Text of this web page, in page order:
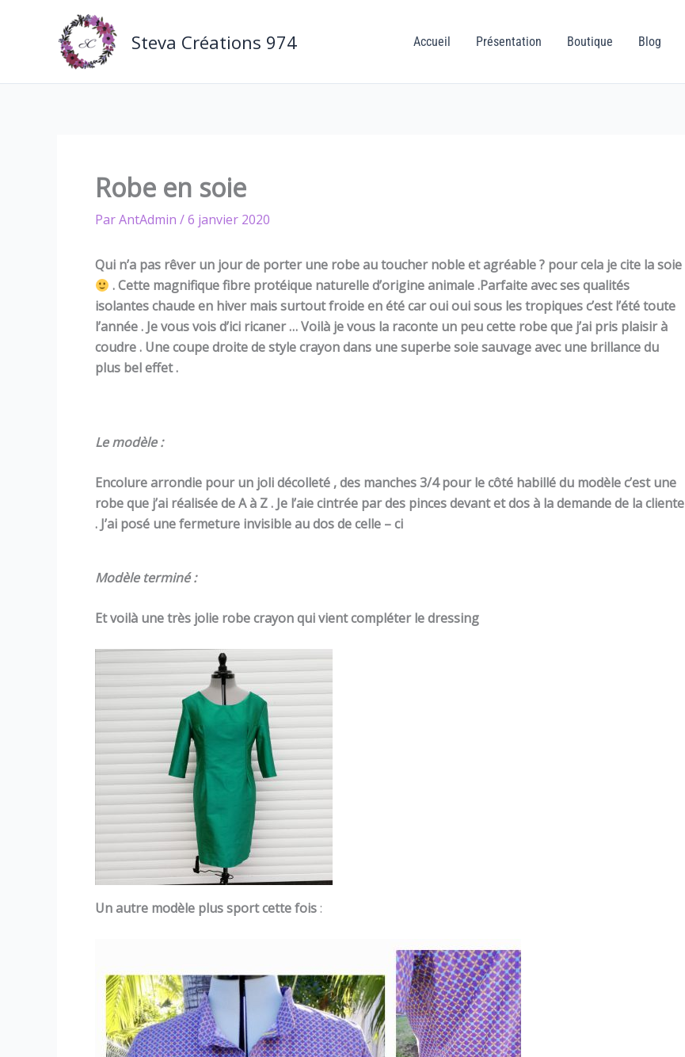
Steva Créations 974 Accueil Présentation Boutique Blog
Robe en soie
ParAntAdmin /6 janvier 2020
Qui n’a pas rêver un jour de porter une robe au toucher noble et agréable ? pour cela je cite la soie
. Cette magnifique fibre protéique naturelle d’origine animale .Parfaite avec ses qualités
isolantes chaude en hiver mais surtout froide en été car oui oui sous les tropiques c’est l’été toute
l’année . Je vous vois d’ici ricaner … Voilà je vous la raconte un peu cette robe que j’ai pris plaisir à
coudre . Une coupe droite de style crayon dans une superbe soie sauvage avec une brillance du
plus bel effet .
Le modèle :
Encolure arrondie pour un joli décolleté , des manches 3/4 pour le côté habillé du modèle c’est une
robe que j’ai réalisée de A à Z . Je l’aie cintrée par des pinces devant et dos à la demande de la cliente
. J’ai posé une fermeture invisible au dos de celle – ci
Modèle terminé :
Et voilà une très jolie robe crayon qui vient compléter le dressing
Un autre modèle plus sport cette fois :